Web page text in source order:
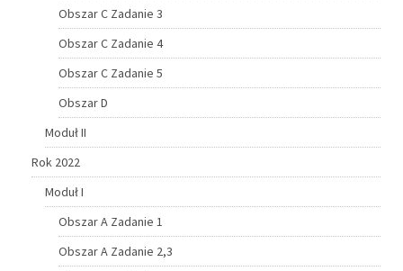
Obszar C Zadanie 3
Obszar C Zadanie 4
Obszar C Zadanie 5
Obszar D
Moduł II
Rok 2022
Moduł I
Obszar A Zadanie 1
Obszar A Zadanie 2,3